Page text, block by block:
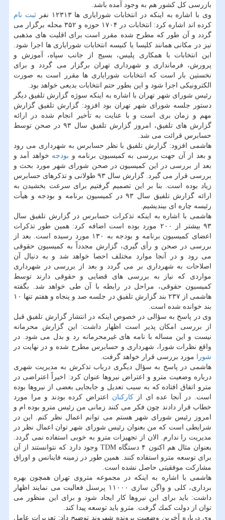
بازرسی كل كشور هم به وجود آمده باشد.
وی با اشاره به اینكه در انتخابات شورایاری ها ۱۲۳۱۳ نفر
ثبت نام
كرده اند اشاره كرد: انتخابات در ۱۷۰۴ حوزه و ۳۵۲ محله برگزار می
گردد و آن طور كه مطرح شده مقرر است برای اقلیت های مذهبی
نیز در مكانی همانند كلیسا یا كنیسه انتخابات شورایاری ها اجرا شود.
این انتخابات با همكاری پلیس، بسیج از جانب سپاه، آموزش و
پرورش، فرمانداری و شهرداری تهران برگزار می گردد و برای
نخستین بار است كه انتخابات شورایاری ها مقرر است به صورت
الكترونیكی اجرا شود و این بطور حتم انتخابات بدیعی خواهد بود.
رئیس شورای شهر تهران با اشاره به اینكه سوژه گزارش تلفیق دیگر
دستور جلسه شورای شهر تهران بود افزود: گزارش تلفیق گزارش
مهم و زمان بری است و با عنایت به تأخیر انجام شده در ارائه
گزارش های تلفیق، امروز گزارش تلفیق سال ۹۳ در صحن توسط
حسابرس قرائت می شد.
هاشمی افزود: گزارش تلفیق با نظر حسابرس به شهرداری می رود
و بعد از آن جهت بررسی به كمیسیون برنامه و بودجه خواهد آمد و
بعد از بررسی در این كمیسیون در صحن شورای شهر مورد بحث و
بررسی قرار می گیرد. گزارش سال ۹۳ طولانی و تذكرهای حسابرس
زیاد بوده است. بنا بر این تصمیم گرفتیم برای سرعت بخشیدن به
ارائه گزارش تلفیق سال ۹۳ در كمیسیون برنامه و بودجه و هیأت
رئیسه چاره ای بیندیشیم.
هاشمی با اشاره به اینكه تذكرات حسابرس در گزارش تلفیق سال
۹۳ بیشتر از ۲۰۰ مورد بوده است اضافه كرد: همین طور تذكرات
اعضای كمیسیون برنامه و بودجه به ۱۳۰ مورد رسیده است. بعد از
بررسی در صحن و رأی گیری، گزارش مجدداً به كمیسیون حقوقی
می رود و در آنجا موارد مختلف احصا خواهد شد و به دنبال آن
اصلاحات به شهرداری بر می گردد و بعد از بررسی در شهرداری
مواردی كه نیاز به بررسی های قضایی و حقوقی دارند توسط
كمیسیون حقوقی، مراحل در رابطه با آن طی خواهد شد. بگفته
هاشمی از ۲۳۷ بند گزارش تلفیق در جلسه صد و پنجاه و هفتم تنها ۱۰
بند خوانده شده است.
وی در پاسخ به سؤالی در خصوص اینكه در انتشار گزارش تلفیق قبل
از بررسی امكان پذیر است اظهار داشت: این گزارش محرمانه
نیست و این مساله با نامه های غیرمحرمانه رد و بدل می شود. در
واقع نظرات شورا، شهرداری و حسابرس مطرح شده و در نهایت در
شورا مورد بررسی قرار خواهد گرفت.
هاشمی در پاسخ به سؤال دیگری درباب تذكرش به مدیریت شهری
درباره وضعیت مترو و اعتراض نیروها عنوان كرد: اخیراً اعتراضی در
مترو اتفاق افتاده كه به سبب تعدیل و جابجایی بعضی از نیروها بوده
است. در آنجا عده ای ازكاركنان اعتراض كرده بودند و مرا مورد
خطاب قرار دادند چون فكر می كنند زمانی من رئیس مترو بوده ام و
امروز رئیس شورای شهر هستم می توانم اعمال نظر كنم. این در
شرایطی است كه من بعنوان رئیس شورای شهر توان اعمال نظر در
مدیریت را ندارم. الان از تجهیزات مترو به خوبی استفاده نمی گردد.
بعنوان مثال هم اكنون ۴ دستگاه TDM وجود دارد كه نتوانستند از آن
برای توسعه مترو استفاده كنند. همین طور در زمینه فاینانس و اوراق
مشاركت موفقیتی حاصل نشده است.
هاشمی با اشاره به اینكه در مجموعه متروی تهران همچون بهره
برداری، كلی و واگن سازی ۱۱۰۰۰ پرسنل فعالیت می نمایند اظهار
داشت: باید برای این نیروها كار ایجاد شود و برای این منظور می
توان از دولت كمك گرفت. مترو باید توسعه پیدا كند.
وی درباره آخرین وضعیت پرونده شهروند توضیح داد: تعزیرات عامل